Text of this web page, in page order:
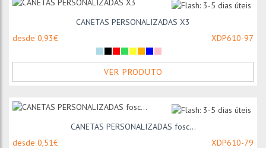
CANETAS PERSONALIZADAS X3
desde 0,93€
XDP610-97
VER PRODUTO
CANETAS PERSONALIZADAS fosc...
desde 0,51€
XDP610-79